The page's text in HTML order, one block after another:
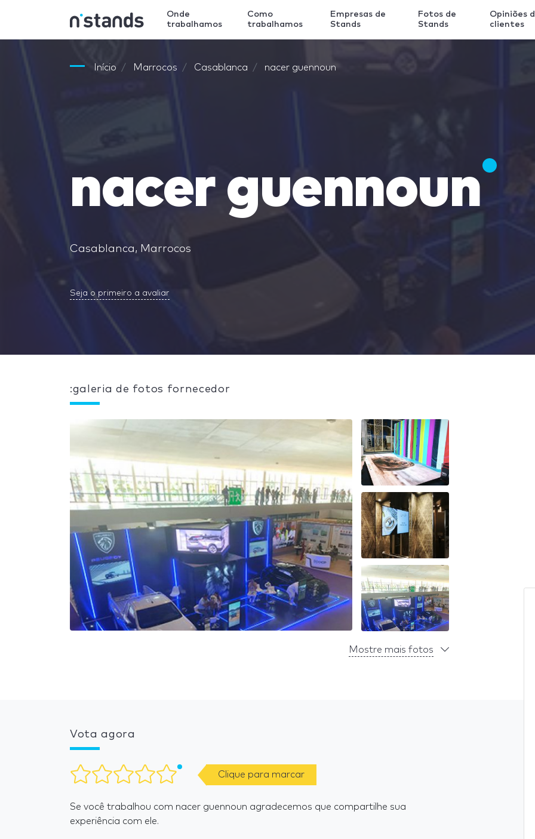
Onde
trabalhamos
Como
trabalhamos
Empresas de
Stands
Fotos de
Stands
Opiniões
clientes
Início Marrocos Casablanca nacer guennoun
nacer guennoun
Casablanca, Marrocos
Seja o primeiro a avaliar
:galeria de fotos fornecedor
Mostre mais fotos
Vota agora
Clique para marcar
Se você trabalhou com nacer guennoun agradecemos que compartilhe sua
experiência com ele.